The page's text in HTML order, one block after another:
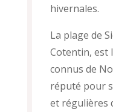
hivernales.
La plage de
Cotentin, est
connus de
réputé pour
et régulières